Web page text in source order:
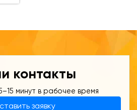
контакты
минут в рабочее время
заявку